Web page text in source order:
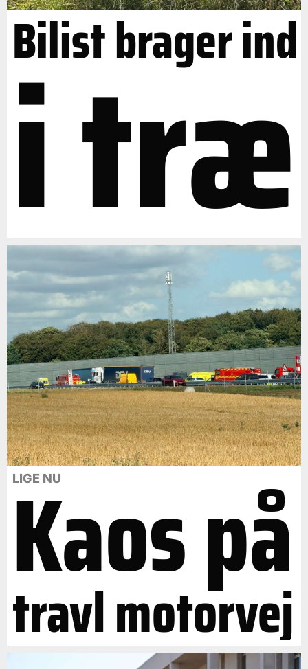
Bilist brager ind
i træ
LIGE NU
Kaos på
travl motorvej